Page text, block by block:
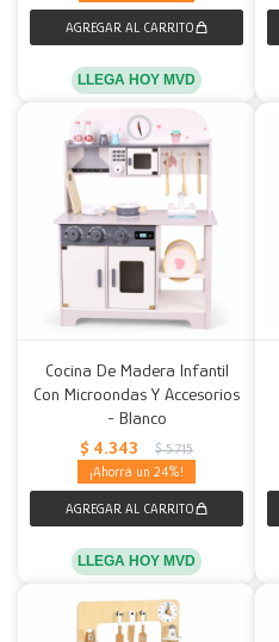
LLEGA HOY MVD
Cocina De Madera Infantil
Con Microondas Y Accesorios
- Blanco
$ 4.343 $ 5.715
24
LLEGA HOY MVD